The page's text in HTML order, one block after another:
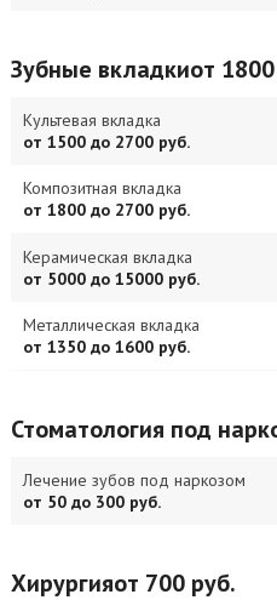
Зубные вкладкиот
Культевая вкладка
от 1500 до 2700 руб.
Композитная вкладка
от 1800 до 2700 руб.
Керамическая вкладка
от 5000 до 15000 руб.
Металлическая вкладка
от 1350 до 1600 руб.
Стоматология под
Лечение зубов под наркозом
от 50 до 300 руб.
Хирургияот 700 руб.